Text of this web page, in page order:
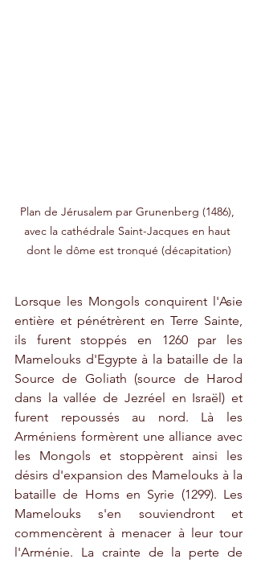
Plan de Jérusalem par Grunenberg (1486),
avec la cathédrale Saint-Jacques en haut
dont le dôme est tronqué (décapitation)
Lorsque les Mongols conquirent l'Asie
entière et pénétrèrent en Terre Sainte,
ils furent stoppés en 1260 par les
Mamelouks d'Egypte à la bataille de la
Source de Goliath (source de Harod
dans la vallée de Jezréel en Israël) et
furent repoussés au nord. Là les
Arméniens formèrent une alliance avec
les Mongols et stoppèrent ainsi les
désirs d'expansion des Mamelouks à la
bataille de Homs en Syrie (1299). Les
Mamelouks s'en souviendront et
commencèrent à menacer à leur tour
l'Arménie. La crainte de la perte de